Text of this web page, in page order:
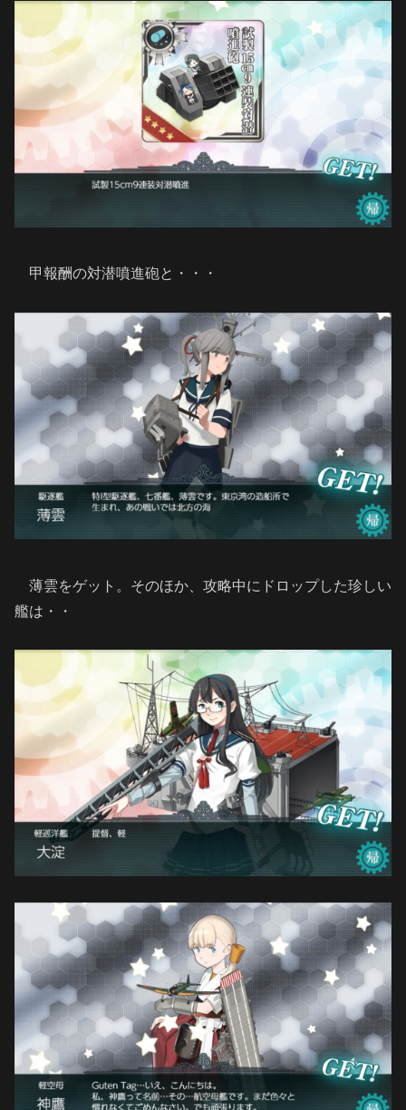
甲報酬の対潜噴進砲と・・・
薄雲をゲット。そのほか、攻略中にドロップした珍しい
艦は・・